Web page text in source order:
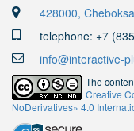
428000,
telephone: +7
info@interactive-
The
Creative
NoDerivatives» 4.0